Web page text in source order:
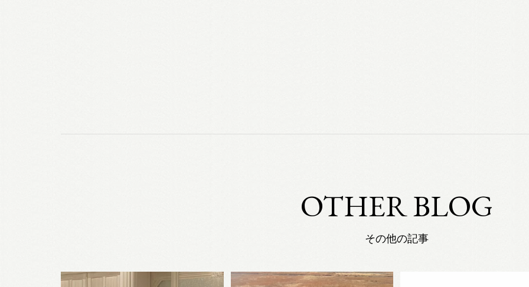
OTHER BLOG
その他の記事